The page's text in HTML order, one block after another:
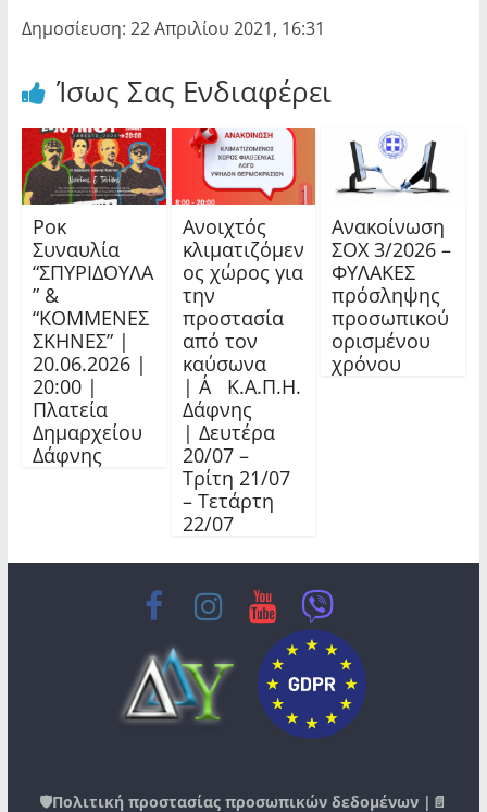
Δημοσίευση: 22 Απριλίου 2021, 16:31
Ίσως Σας Ενδιαφέρει
Ροκ
Συναυλία
“ΣΠΥΡΙΔΟΥΛΑ
” &
“ΚΟΜΜΕΝΕΣ
ΣΚΗΝΕΣ” |
20.06.2026 |
20:00 |
Πλατεία
Δημαρχείου
Δάφνης
Ανοιχτός
κλιματιζόμεν
ος χώρος για
την
προστασία
από τον
καύσωνα
| Α΄ Κ.Α.Π.Η.
Δάφνης
| Δευτέρα
20/07 –
Τρίτη 21/07
– Τετάρτη
22/07
Ανακοίνωση
ΣΟΧ 3/2026 –
ΦΥΛΑΚΕΣ
πρόσληψης
προσωπικού
ορισμένου
χρόνου
🛡️Πολιτική προστασίας προσωπικών δεδομένων |📄